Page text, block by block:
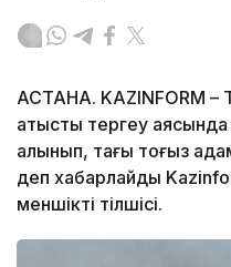
АСТАНА. KAZINFORM –
қатысты тергеу аясында
алынып, тағы тоғыз
деп хабарлайды
меншікті тілшісі.